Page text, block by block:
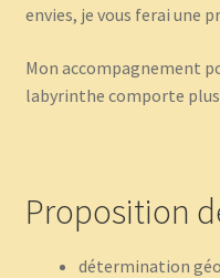
envies, je vous ferai une
Mon accompagnement
labyrinthe comporte
Proposition
détermination